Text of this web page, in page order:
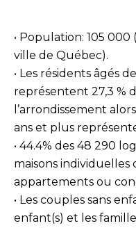
• Population: 105 000
ville de Québec).
• Les résidents âgés
représentent 27,3 %
l’arrondissement
ans et plus
• 44.4% des 48 290
maisons individuelles
appartements ou
• Les couples sans
enfant(s) et les